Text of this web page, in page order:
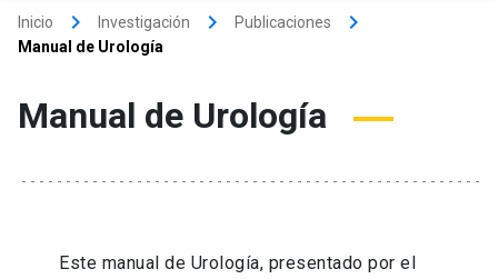
Inicio keyboard_arrow_right Investigación keyboard_arrow_right Publicaciones keyboard_arrow_right
Manual de Urología
Manual de Urología
Este manual de Urología, presentado por el